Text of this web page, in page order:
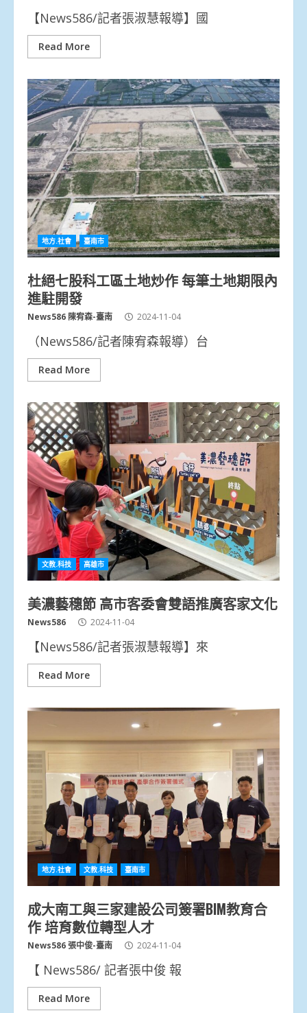
【News586/記者張淑慧報導】國
Read More
地方.社會 臺南市
杜絕七股科工區土地炒作 每筆土地期限內
進駐開發
News586 陳宥森-臺南 2024-11-04
（News586/記者陳宥森報導）台
Read More
文教.科技 高雄市
美濃藝穗節 高市客委會雙語推廣客家文化
News586 2024-11-04
【News586/記者張淑慧報導】來
Read More
地方.社會 文教.科技 臺南市
成大南工與三家建設公司簽署BIM教育合
作 培育數位轉型人才
News586 張中俊-臺南 2024-11-04
【 News586/ 記者張中俊 報
Read More